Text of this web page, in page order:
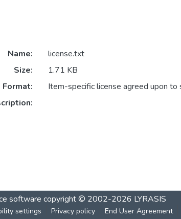
Name:
license.txt
Size:
1.71 KB
Format:
Item-specific license agreed upon to
software copyright © 2002-2026 LYRASIS
settings Privacy policy End User Agreement